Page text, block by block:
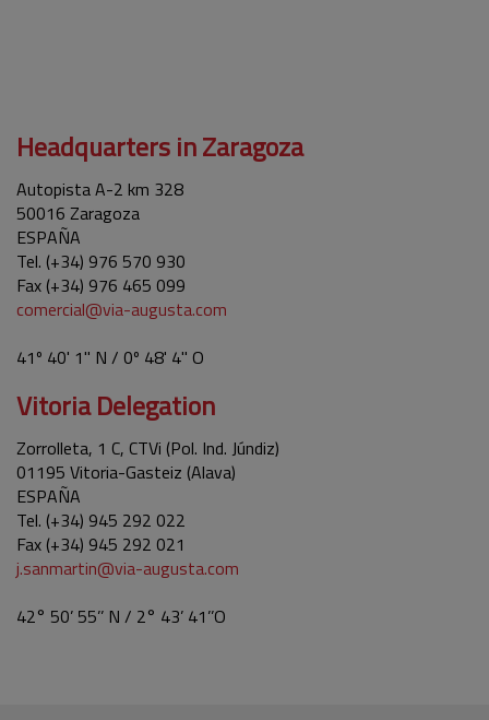
Headquarters in Zaragoza
Autopista A-2 km 328
50016 Zaragoza
ESPAÑA
Tel. (+34) 976 570 930
Fax (+34) 976 465 099
comercial@via-augusta.com
41º 40' 1'' N / 0º 48' 4'' O
Vitoria Delegation
Zorrolleta, 1 C, CTVi (Pol. Ind. Júndiz)
01195 Vitoria-Gasteiz (Alava)
ESPAÑA
Tel. (+34) 945 292 022
Fax (+34) 945 292 021
j.sanmartin@via-augusta.com
42° 50’ 55’’ N / 2° 43’ 41’’O